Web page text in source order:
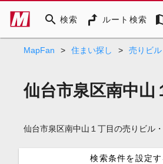
search 検索 ルート検索
MapFan > 住まい探し > 売りビ
仙台市泉区南中
仙台市泉区南中山１丁目の売りビル
検索条件を設定す